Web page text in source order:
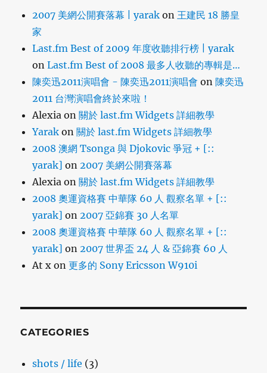
2007 美網公開賽落幕 | yarak on 王建民 18 勝皇
家
Last.fm Best of 2009 年度收聽排行榜 | yarak
onLast.fm Best of 2008 最多人收聽的專輯是…
陳奕迅2011演唱會 - 陳奕迅2011演唱會 on陳奕迅
2011 台灣演唱會終於來啦！
Alexia on關於 last.fm Widgets 詳細教學
Yarak on關於 last.fm Widgets 詳細教學
2008 澳網 Tsonga 與 Djokovic 爭冠 + [::
yarak] on 2007 美網公開賽落幕
Alexia on關於 last.fm Widgets 詳細教學
2008 奧運資格賽 中華隊 60 人 觀察名單 + [::
yarak] on 2007 亞錦賽 30 人名單
2008 奧運資格賽 中華隊 60 人 觀察名單 + [::
yarak] on 2007 世界盃 24 人 & 亞錦賽 60 人
At x on更多的 Sony Ericsson W910i
CATEGORIES
shots / life (3)